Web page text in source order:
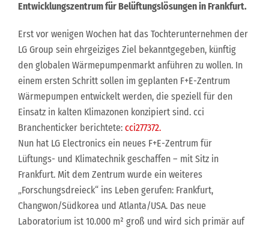
Entwicklungszentrum für Belüftungslösungen in Frankfurt.
Erst vor wenigen Wochen hat das Tochterunternehmen der
LG Group sein ehrgeiziges Ziel bekanntgegeben, künftig
den globalen Wärmepumpenmarkt anführen zu wollen. In
einem ersten Schritt sollen im geplanten F+E-Zentrum
Wärmepumpen entwickelt werden, die speziell für den
Einsatz in kalten Klimazonen konzipiert sind. cci
Branchenticker berichtete: cci277372.
Nun hat LG Electronics ein neues F+E-Zentrum für
Lüftungs- und Klimatechnik geschaffen – mit Sitz in
Frankfurt. Mit dem Zentrum wurde ein weiteres
„Forschungsdreieck“ ins Leben gerufen: Frankfurt,
Changwon/Südkorea und Atlanta/USA. Das neue
Laboratorium ist 10.000 m² groß und wird sich primär auf